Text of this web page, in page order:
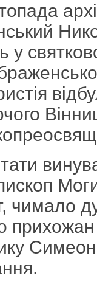
у
чимало
прихожан